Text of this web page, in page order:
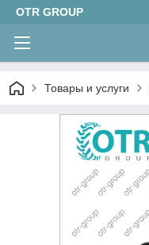
OTR GROUP
Товары и услуги